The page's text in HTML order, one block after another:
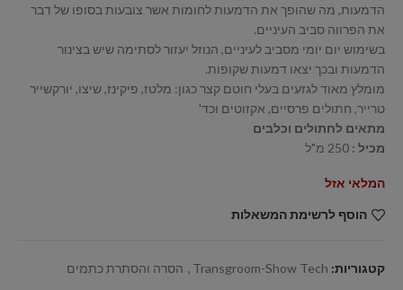
הדמעות, מה שהופך את הדמעות לחומות אשר צובעות בסופו של דבר
את הפרווה סביב העיניים.
בשימוש יום יומי מסביב לעיניים, הנוזל יעזור לסתימה שיש בצינור
הדמעות ובכך יצאו דמעות שקופות.
מומלץ מאוד לגזעים בעלי חוטם קצר כגון: מלטז, פיקינז, שיצו, יורקשייר
טרייר, חתולים פרסיים, אקזוטים וכד'
מתאים לחתולים וכלבים
מכיל : 250 מ"ל
המלאי אזל
הוסף לרשימת המשאלות
קטגוריות: Transgroom-Show Tech
, הסרה והסתרת כתמים